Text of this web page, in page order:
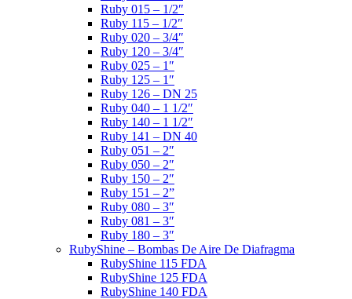
Ruby 015 – 1/2″
Ruby 115 – 1/2″
Ruby 020 – 3/4″
Ruby 120 – 3/4″
Ruby 025 – 1″
Ruby 125 – 1″
Ruby 126 – DN 25
Ruby 040 – 1 1/2″
Ruby 140 – 1 1/2″
Ruby 141 – DN 40
Ruby 051 – 2″
Ruby 050 – 2″
Ruby 150 – 2″
Ruby 151 – 2”
Ruby 080 – 3″
Ruby 081 – 3″
Ruby 180 – 3″
RubyShine – Bombas De Aire De Diafragma
RubyShine 115 FDA
RubyShine 125 FDA
RubyShine 140 FDA